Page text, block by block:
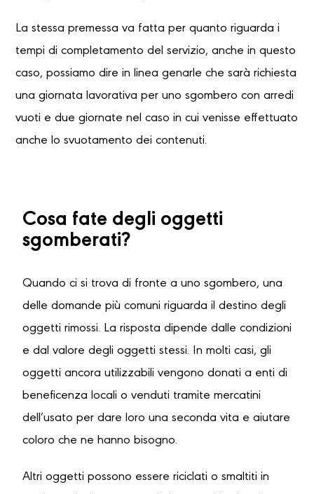
La stessa premessa va fatta per quanto riguarda i
tempi di completamento del servizio, anche in questo
caso, possiamo dire in linea genarle che sarà richiesta
una giornata lavorativa per uno sgombero con arredi
vuoti e due giornate nel caso in cui venisse effettuato
anche lo svuotamento dei contenuti.
Cosa fate degli oggetti
sgomberati?
Quando ci si trova di fronte a uno sgombero, una
delle domande più comuni riguarda il destino degli
oggetti rimossi. La risposta dipende dalle condizioni
e dal valore degli oggetti stessi. In molti casi, gli
oggetti ancora utilizzabili vengono donati a enti di
beneficenza locali o venduti tramite mercatini
dell’usato per dare loro una seconda vita e aiutare
coloro che ne hanno bisogno.
Altri oggetti possono essere riciclati o smaltiti in